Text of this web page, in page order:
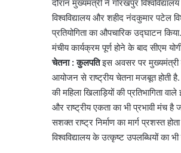
दौरान मुख्यमंत्री ने गोरखपुर
विश्वविद्यालय और शहीद नंदकुमार पटेल
प्रतियोगिता का औपचारिक उद्घाटन
मंचीय कार्यक्रम पूर्ण होने के बाद सीएम
चेतना : कुलपतिइस अवसर पर मुख्यमंत्री
आयोजन से राष्ट्रीय चेतना मजबूत होती
की महिला खिलाड़ियों की
और राष्ट्रीय एकता का भी प्रभावी मंच
सशक्त राष्ट्र निर्माण का मार्ग प्रशस्त
विश्वविद्यालय के उत्कृष्ट उपलब्धियों का
और
तक
दौड़ेगी
रैपिड
रेल